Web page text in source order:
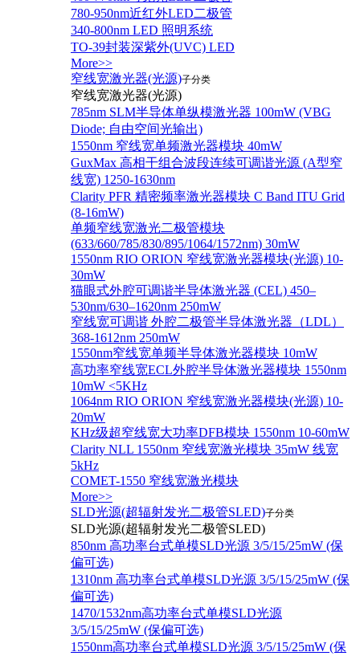
780-950nm近红外LED二极管
340-800nm LED 照明系统
TO-39封装深紫外(UVC) LED
More>>
窄线宽激光器(光源)子分类
窄线宽激光器(光源)
785nm SLM半导体单纵模激光器 100mW (VBG
Diode; 自由空间光输出)
1550nm 窄线宽单频激光器模块 40mW
GuxMax 高相干组合波段连续可调谐光源 (A型窄
线宽) 1250-1630nm
Clarity PFR 精密频率激光器模块 C Band ITU Grid
(8-16mW)
单频窄线宽激光二极管模块
(633/660/785/830/895/1064/1572nm) 30mW
1550nm RIO ORION 窄线宽激光器模块(光源) 10-
30mW
猫眼式外腔可调谐半导体激光器 (CEL) 450–
530nm/630–1620nm 250mW
窄线宽可调谐 外腔二极管半导体激光器（LDL）
368-1612nm 250mW
1550nm窄线宽单频半导体激光器模块 10mW
高功率窄线宽ECL外腔半导体激光器模块 1550nm
10mW <5KHz
1064nm RIO ORION 窄线宽激光器模块(光源) 10-
20mW
KHz级超窄线宽大功率DFB模块 1550nm 10-60mW
Clarity NLL 1550nm 窄线宽激光模块 35mW 线宽
5kHz
COMET-1550 窄线宽激光模块
More>>
SLD光源(超辐射发光二极管SLED)子分类
SLD光源(超辐射发光二极管SLED)
850nm 高功率台式单模SLD光源 3/5/15/25mW (保
偏可选)
1310nm 高功率台式单模SLD光源 3/5/15/25mW (保
偏可选)
1470/1532nm高功率台式单模SLD光源
3/5/15/25mW (保偏可选)
1550nm高功率台式单模SLD光源 3/5/15/25mW (保